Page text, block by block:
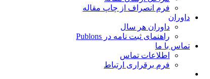
فرم انصراف از چاپ مقاله
داوران
داوران هر سال
راهنمای ثبت نامه در Publons
تماس با ما
اطلاعات تماس
فرم برقراری ارتباط